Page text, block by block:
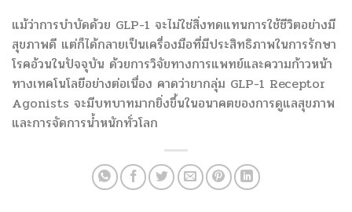
แม้ว่าการบำบัดด้วย GLP-1 จะไม่ใช่สิ่งทดแทนการใช้ชีวิตอย่างมี
สุขภาพดี แต่ก็ได้กลายเป็นเครื่องมือที่มีประสิทธิภาพในการรักษา
โรคอ้วนในปัจจุบัน ด้วยการวิจัยทางการแพทย์และความก้าวหน้า
ทางเทคโนโลยีอย่างต่อเนื่อง คาดว่ายากลุ่ม GLP-1 Receptor
Agonists จะมีบทบาทมากยิ่งขึ้นในอนาคตของการดูแลสุขภาพ
และการจัดการน้ำหนักทั่วโลก